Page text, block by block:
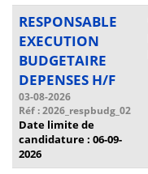
RESPONSABLE
EXECUTION
BUDGETAIRE
DEPENSES H/F
03-08-2026
Réf : 2026_respbudg_02
Date limite de
candidature : 06-09-
2026